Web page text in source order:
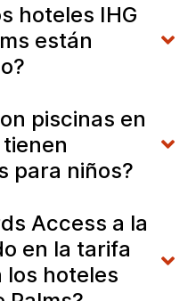
hoteles IHG
están
piscinas en
para niños?
Access a la
en la tarifa
los hoteles